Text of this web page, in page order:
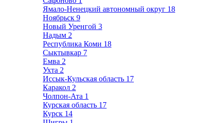
Ямало-Ненецкий автономный округ 18
Ноябрьск 9
Новый Уренгой 3
Надым 2
Республика Коми 18
Сыктывкар 7
Емва 2
Ухта 2
Иссык-Кульская область 17
Каракол 2
Чолпон-Ата 1
Курская область 17
Курск 14